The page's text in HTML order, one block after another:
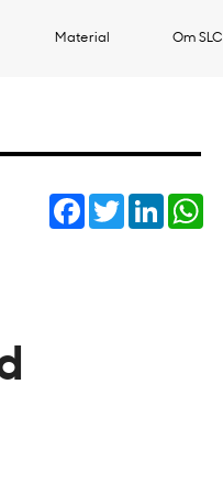
Material Om SLC
Facebook
TwitterLinkedIn